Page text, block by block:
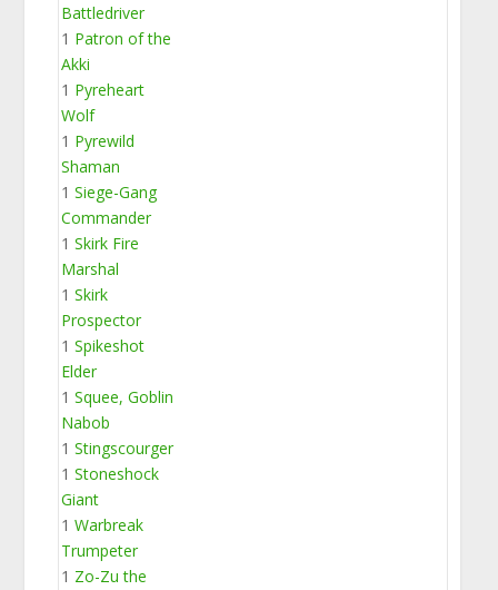
Battledriver
1 Patron of the
Akki
1 Pyreheart
Wolf
1 Pyrewild
Shaman
1Siege-Gang
Commander
1Skirk Fire
Marshal
1Skirk
Prospector
1Spikeshot
Elder
1Squee, Goblin
Nabob
1Stingscourger
1Stoneshock
Giant
1Warbreak
Trumpeter
1 Zo-Zu the